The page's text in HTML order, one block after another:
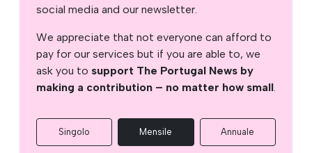
social media and our newsletter.
We appreciate that not everyone can afford to
pay for our services but if you are able to, we
ask you to support The Portugal News by
making a contribution – no matter how small.
Singolo Mensile Annuale